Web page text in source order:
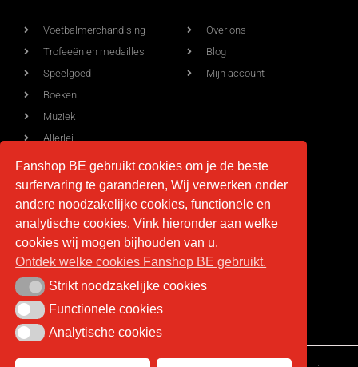
Voetbalmerchandising
Trofeeën en medailles
Speelgoed
Boeken
Muziek
Allerlei
Over ons
Blog
Mijn account
Voorwaarden
Levering
Privacy
Retourneren
Algemene voorwaarden
Contact
info@fan-shop.be
BTW BE 0879.850.673
Fanshop BE gebruikt cookies om je de beste
surfervaring te garanderen, Wij verwerken onder
andere noodzakelijke cookies, functionele en
analytische cookies. Vink hieronder aan welke
cookies wij mogen bijhouden van u.
Ontdek welke cookies Fanshop BE gebruikt.
Strikt noodzakelijke cookies
Strikt noodzakelijke cookies
Functionele cookies
Functionele cookies
Analytische cookies
Analytische cookies